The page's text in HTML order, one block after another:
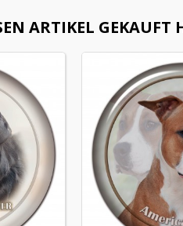
ARTIKEL GEKAUFT